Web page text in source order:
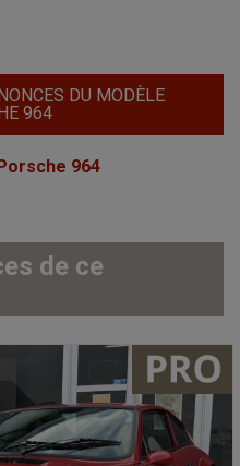
DU MODÈLE
964
964
de ce